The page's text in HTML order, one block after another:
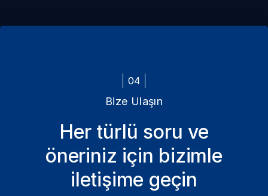
04
Bize Ulaşın
Her türlü soru ve
öneriniz için bizimle
iletişime geçin